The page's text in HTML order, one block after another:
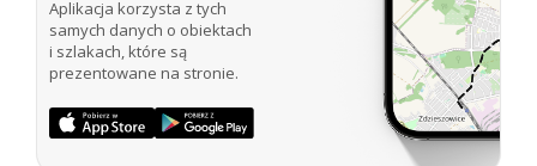
Aplikacja korzysta z tych
samych danych o obiektach
i szlakach, które są
prezentowane na stronie.